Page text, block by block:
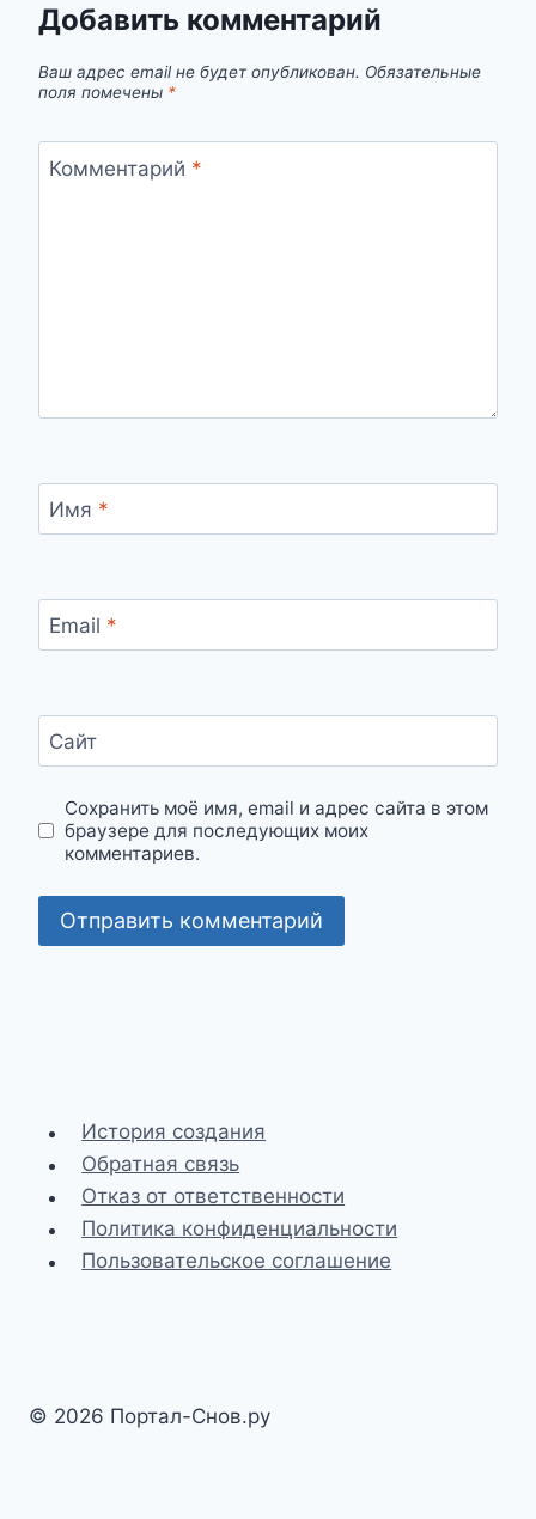
Добавить комментарий
Ваш адрес email не будет опубликован. Обязательные
поля помечены *
Комментарий *
Имя *
Email *
Сайт
Сохранить моё имя, email и адрес сайта в этом
браузере для последующих моих
комментариев.
История создания
Обратная связь
Отказ от ответственности
Политика конфиденциальности
Пользовательское соглашение
© 2026 Портал-Снов.ру